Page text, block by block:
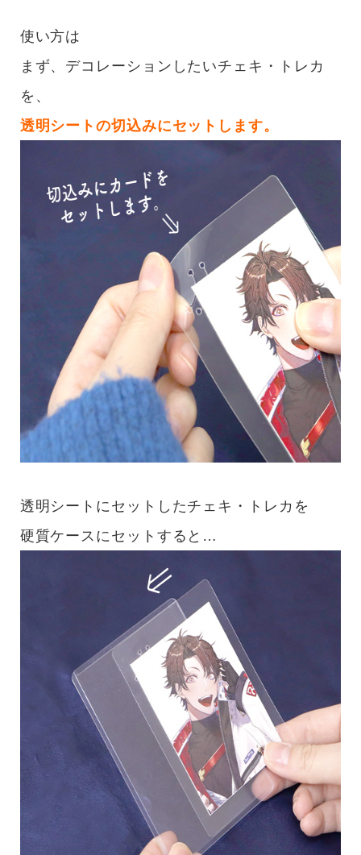
使い方は
まず、デコレーションしたいチェキ・トレカ
を、
透明シートの切込みにセットします。
透明シートにセットしたチェキ・トレカを
硬質ケースにセットすると…